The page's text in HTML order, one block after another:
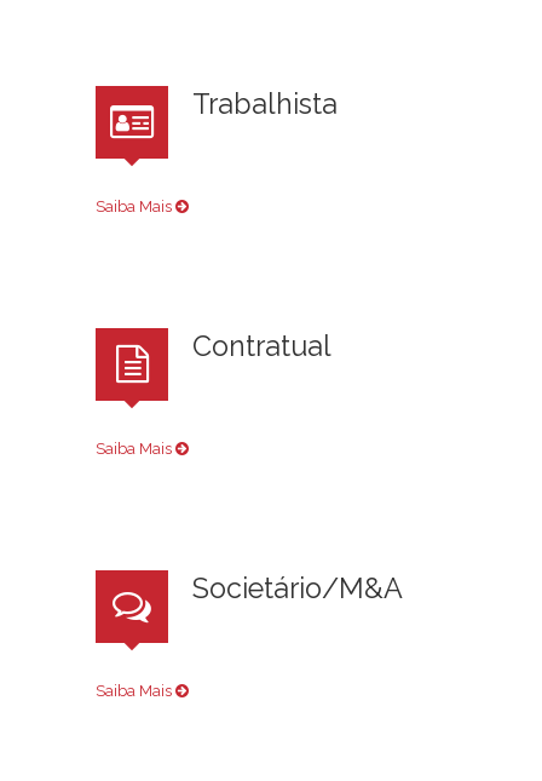
Trabalhista
Saiba Mais
Contratual
Saiba Mais
Societário/M&A
Saiba Mais